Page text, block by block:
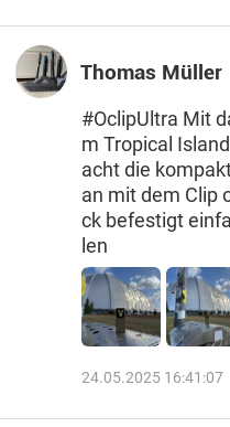
Thomas Müller
#OclipUltra Mit
m Tropical
acht die
an mit dem Clip
ck befestigt
len
24.05.2025 16:41:07